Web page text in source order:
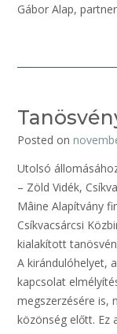
Gábor Alap,
Posted on
Utolsó
– Zöld Vidék,
Mâine Alapítvány
Csíkvacsárcsi
kialakított
A kirándulóhelyet,
kapcsolat
megszerzésére is,
közönség előtt. Ez